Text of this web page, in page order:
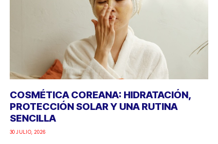
COSMÉTICA COREANA: HIDRATACIÓN,
PROTECCIÓN SOLAR Y UNA RUTINA
SENCILLA
30 JULIO, 2026